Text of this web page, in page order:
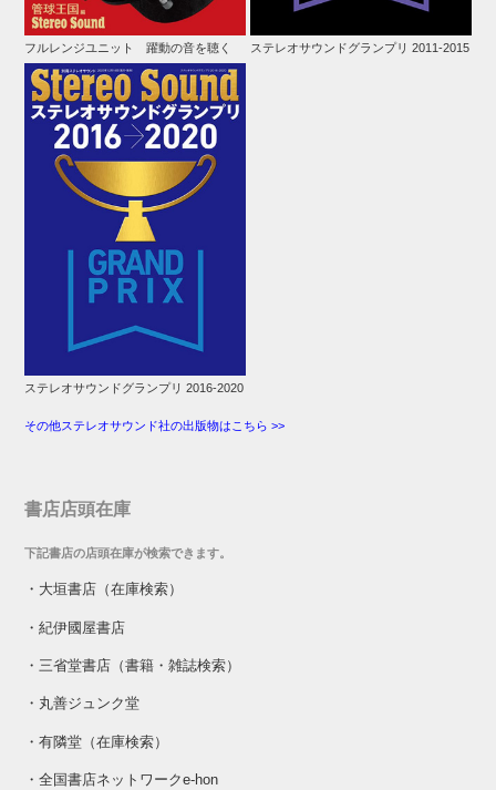
フルレンジユニット 躍動の音を聴く ステレオサウンドグランプリ 2011-2015
ステレオサウンドグランプリ 2016-2020
その他ステレオサウンド社の出版物はこちら >>
書店店頭在庫
下記書店の店頭在庫が検索できます。
・ 大垣書店（在庫検索）
・紀伊國屋書店
・ 三省堂書店（書籍・雑誌検索）
・ 丸善ジュンク堂
・有隣堂（在庫検索）
・全国書店ネットワークe-hon